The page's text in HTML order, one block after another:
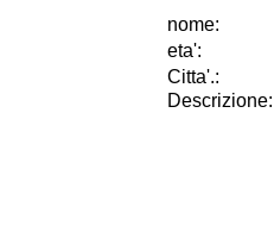
nome:
eta':
Citta'.:
Descrizione: